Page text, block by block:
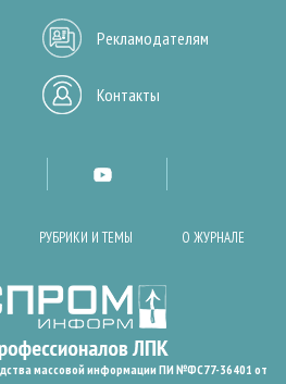
Рекламодателям
Контакты
РУБРИКИ И ТЕМЫ О ЖУРНАЛЕ
массовой информации ПИ №ФС77-36401 от